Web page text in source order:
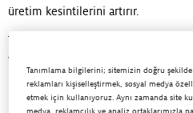
üretim kesintilerini artırır.
Temizleyici teklifimiz hakkında
var? Paketleme yapıştırıcıları
Tanımlama bilgilerini; sitemizin doğru şekilde
reklamları kişiselleştirmek, sosyal medya
etmek için kullanıyoruz. Aynı zamanda site
medya, reklamcılık ve analiz ortaklarımızla